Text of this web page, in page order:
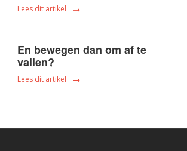
Lees dit artikel
En bewegen dan om af te
vallen?
Lees dit artikel